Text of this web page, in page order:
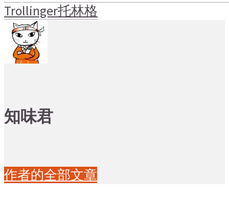
Trollinger托林格
知味君
作者的全部文章